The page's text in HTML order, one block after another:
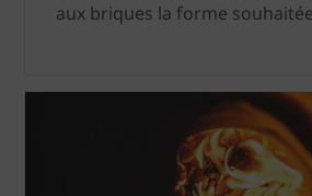
aux briques la forme